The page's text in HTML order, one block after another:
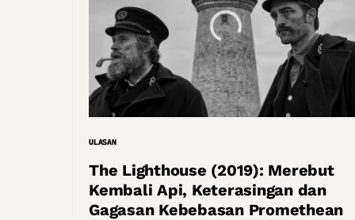
ULASAN
The Lighthouse (2019): Merebut
Kembali Api, Keterasingan dan
Gagasan Kebebasan Promethean